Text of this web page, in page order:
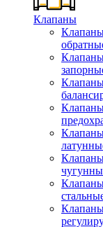
Клапаны